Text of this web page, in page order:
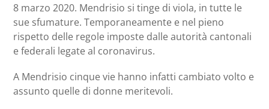
8 marzo 2020. Mendrisio si tinge di viola, in tutte le
sue sfumature. Temporaneamente e nel pieno
rispetto delle regole imposte dalle autorità cantonali
e federali legate al coronavirus.
A Mendrisio cinque vie hanno infatti cambiato volto e
assunto quelle di donne meritevoli.